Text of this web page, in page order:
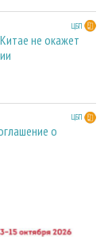
ЦБП
не окажет
ЦБП
о